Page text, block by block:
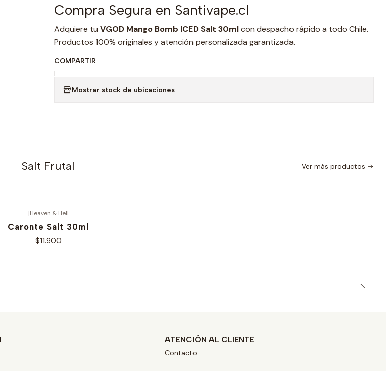
Compra Segura en Santivape.cl
Adquiere tu VGOD Mango Bomb ICED Salt 30mlcon despacho rápido a todo Chile.
Productos 100% originales y atención personalizada garantizada.
COMPARTIR
|
Mostrar stock de ubicaciones
Salt Frutal Ver más productos
|Heaven & Hell
Caronte Salt 30ml
$11.900
ATENCIÓN AL CLIENTE
Contacto